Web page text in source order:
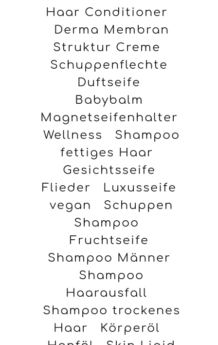
Haar Conditioner
Derma Membran
Struktur Creme
Schuppenflechte
Duftseife
Babybalm
Magnetseifenhalter
Wellness
Shampoo
fettiges Haar
Gesichtsseife
Flieder
Luxusseife
vegan
Schuppen
Shampoo
Fruchtseife
Shampoo Männer
Shampoo
Haarausfall
Shampoo trockenes
Haar
Körperöl